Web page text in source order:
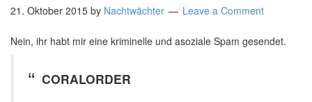
21. Oktober 2015 by Nachtwächter Leave a Comment
Nein, ihr habt mir eine kriminelle und asoziale Spam gesendet.
CORALORDER